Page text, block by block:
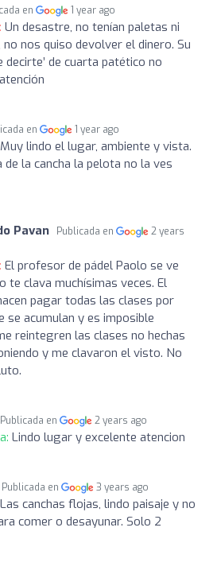
en 1 year ago
Un desastre, no tenían paletas ni
nos quiso devolver el dinero. Su
decirte’ de cuarta patético no
en 1 year ago
Muy lindo el lugar, ambiente y vista.
la cancha la pelota no la ves
Pavan Publicada en
2 years
El profesor de pádel Paolo se ve
te clava muchísimas veces. El
pagar todas las clases por
se acumulan y es imposible
reintegren las clases no hechas
y me clavaron el visto. No
Publicada en 2 years ago
Lindo lugar y excelente atencion
Publicada en 3 years ago
Las canchas flojas, lindo paisaje y no
comer o desayunar. Solo 2